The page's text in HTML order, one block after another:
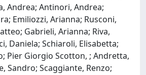
Andrea; Antinori, Andrea;
Emiliozzi, Arianna; Rusconi,
Gabrieli, Arianna; Riva,
Daniela; Schiaroli, Elisabetta;
Pier Giorgio Scotton, ; Andretta,
Sandro; Scaggiante, Renzo;